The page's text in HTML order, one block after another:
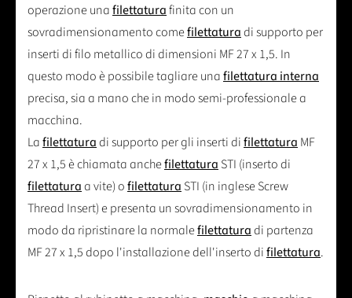
operazione unafilettaturafinita con un
sovradimensionamento comefilettaturadi supporto per
inserti di filo metallico di dimensioni MF 27 x 1,5. In
questo modo è possibile tagliare unafilettatura interna
precisa, sia a mano che in modo semi-professionale a
macchina.
Lafilettaturadi supporto per gli inserti difilettatura MF
27 x 1,5 è chiamata anchefilettatura STI (inserto di
filettaturaa vite) ofilettatura STI (in inglese Screw
Thread Insert) e presenta un sovradimensionamento in
modo da ripristinare la normalefilettaturadi partenza
MF 27 x 1,5 dopo l'installazione dell'inserto difilettatura.